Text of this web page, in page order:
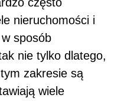
nieruchomości i
w sposób
nie tylko dlatego,
zakresie są
wiele